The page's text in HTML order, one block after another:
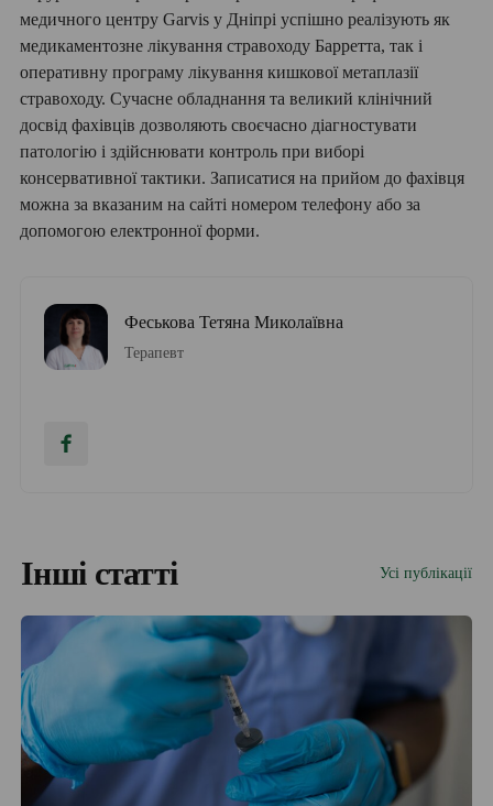
медичного центру Garvis у Дніпрі успішно реалізують як
медикаментозне лікування стравоходу Барретта, так і
оперативну програму лікування кишкової метаплазії
стравоходу. Сучасне обладнання та великий клінічний
досвід фахівців дозволяють своєчасно діагностувати
патологію і здійснювати контроль при виборі
консервативної тактики. Записатися на прийом до фахівця
можна за вказаним на сайті номером телефону або за
допомогою електронної форми.
Феськова Тетяна Миколаївна
Терапевт
Інші статті Усі публікації